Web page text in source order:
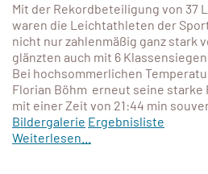
Mit der Rekordbeteiligung von 37
waren die Leichtathleten der
nicht nur zahlenmäßig ganz stark
glänzten auch mit 6 Klassensiegen.
Bei hochsommerlichen
Florian Böhm erneut seine starke
mit einer Zeit von 21:44 min
Bildergalerie Ergebnisliste
Weiterlesen...